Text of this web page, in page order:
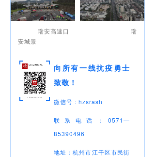
瑞安高速口 瑞
安城景
_ _
_ _
向所有一线抗疫勇士
致敬！
微信号 : hzsrash
联系电话：0571—
85390496
地址：杭州市江干区市民街